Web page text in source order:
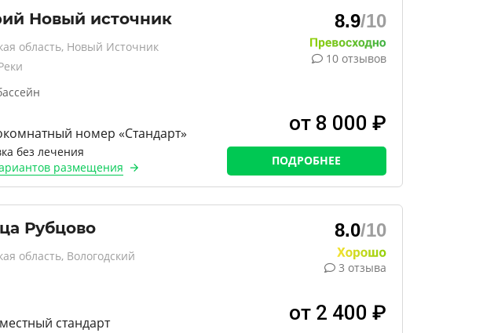
Новый источник
область, Новый Источник
номер «Стандарт»
без лечения
размещения
8.9/10
10 отзывов
от 8 000 ₽
ПОДРОБНЕЕ
Рубцово
область, Вологодский
стандарт
8.0/10
3 отзыва
от 2 400 ₽